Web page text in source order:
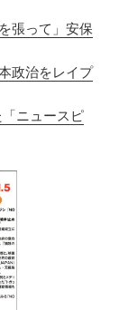
張って」安保
政治をレイプ
ニュースピ